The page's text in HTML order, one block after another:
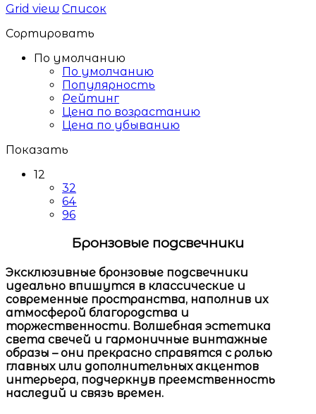
Grid view Список
Сортировать
По умолчанию
По умолчанию
Популярность
Рейтинг
Цена по возрастанию
Цена по убыванию
Показать
12
32
64
96
Бронзовые подсвечники
Эксклюзивные бронзовые подсвечники
идеально впишутся в классические и
современные пространства, наполнив их
атмосферой благородства и
торжественности. Волшебная эстетика
света свечей и гармоничные винтажные
образы – они прекрасно справятся с ролью
главных или дополнительных акцентов
интерьера, подчеркнув преемственность
наследий и связь времен.